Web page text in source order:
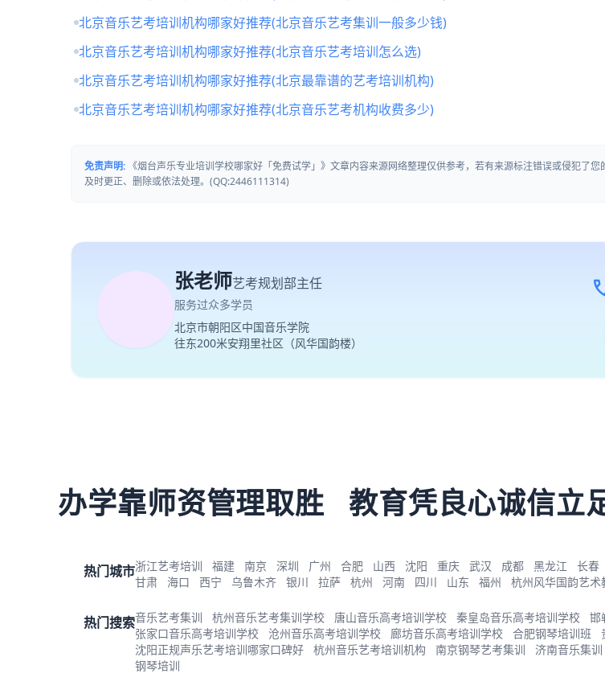
北京音乐艺考培训机构哪家好推荐(北京音乐艺考集训一般多少钱)
北京音乐艺考培训机构哪家好推荐(北京音乐艺考培训怎么选)
北京音乐艺考培训机构哪家好推荐(北京最靠谱的艺考培训机构)
北京音乐艺考培训机构哪家好推荐(北京音乐艺考机构收费多少)
免责声明: 《烟台声乐专业培训学校哪家好「免费试学」》文章内容来源网络整理仅供参考，若有来源标注错误或侵犯了
及时更正、删除或依法处理。(QQ:2446111314)
张老师艺考规划部主任
服务过众多学员
北京市朝阳区中国音乐学院
往东200米安翔里社区（风华国韵楼）
办学靠师资管理取胜 教育凭良心诚信立
热门城市浙江艺考培训 福建 南京 深圳 广州 合肥 山西 沈阳 重庆 武汉 成都 黑龙江 长春
甘肃
海口 西宁 乌鲁木齐 银川 拉萨 杭州 河南 四川 山东 福州 杭州风华国韵艺术
热门搜索音乐艺考集训 杭州音乐艺考集训学校 唐山音乐高考培训学校 秦皇岛音乐高考培训学校 邯
张家口音乐高考培训学校
沧州音乐高考培训学校 廊坊音乐高考培训学校 合肥钢琴培训班
沈阳正规声乐艺考培训哪家口碑好
杭州音乐艺考培训机构 南京钢琴艺考集训 济南音乐集训
钢琴培训